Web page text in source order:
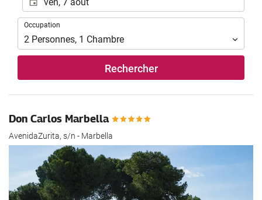
Occupation
Occupation
2 Personnes, 1 Chambre
Rechercher
Don Carlos Marbella
AvenidaZurita, s/n - Marbella